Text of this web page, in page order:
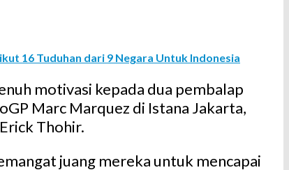
16 Tuduhan dari 9 Negara Untuk Indonesia
motivasi kepada dua pembalap
Marc Marquez di Istana Jakarta,
Thohir.
juang mereka untuk mencapai